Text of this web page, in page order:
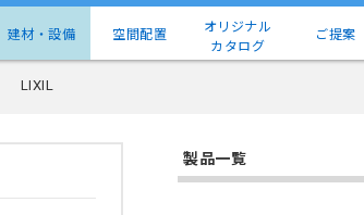
建材・設備 空間配置
オリジナル
カタログ
ご提案
LIXIL
製品一覧